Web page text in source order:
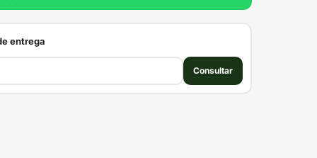
entrega
Consultar